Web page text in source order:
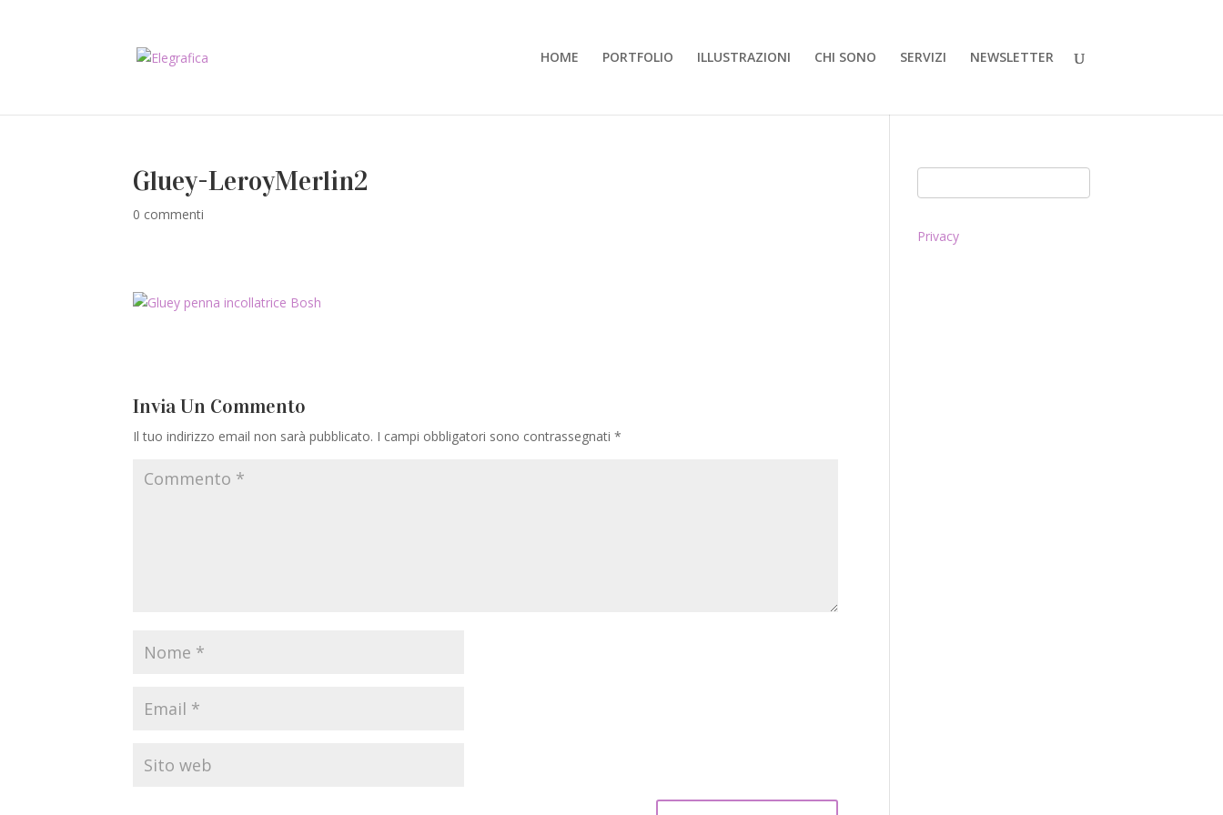
HOME PORTFOLIO ILLUSTRAZIONI CHI SONO SERVIZI NEWSLETTER
Gluey-LeroyMerlin2
0 commenti
Invia Un Commento
Il tuo indirizzo email non sarà pubblicato. I campi obbligatori sono contrassegnati *
Privacy